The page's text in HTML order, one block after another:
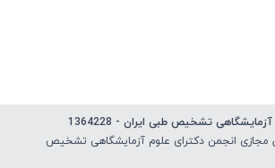
تشخیص طبی ایران - 1364228
مجازی انجمن دکترای علوم آزمایشگاهی تشخیص